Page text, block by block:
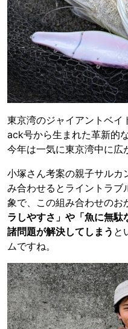
東京湾のジャイアントベ
ack号から生まれた革新的
今年は一気に東京湾中に広
小塚さん考案の親子サルカ
み合わせるとライントラブ
象で、この組み合わせのお
ラしやすさ」や「魚に無駄
諸問題が解決してしまう と
ムですね。